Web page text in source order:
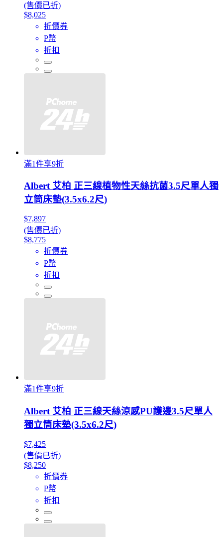
(售價已折)
$8,025
折價券
P幣
折扣
滿1件享9折
Albert 艾柏 正三線植物性天絲抗菌3.5尺單人獨
立筒床墊(3.5x6.2尺)
$7,897
(售價已折)
$8,775
折價券
P幣
折扣
滿1件享9折
Albert 艾柏 正三線天絲涼感PU護邊3.5尺單人
獨立筒床墊(3.5x6.2尺)
$7,425
(售價已折)
$8,250
折價券
P幣
折扣